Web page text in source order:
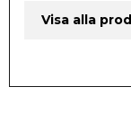
Visa alla